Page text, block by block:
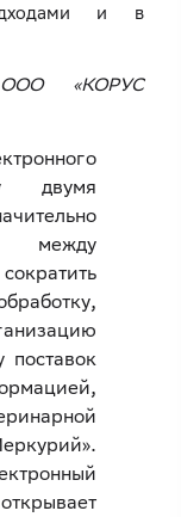
и в
ООО «КОРУС
двумя
между
поставок